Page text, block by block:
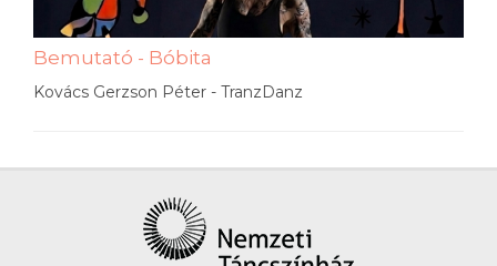
Bemutató - Bóbita
Kovács Gerzson Péter - TranzDanz